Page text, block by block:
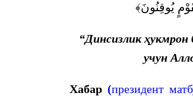
يُوقِنُونَ﴾
“Динсизлик
учун
Хабар (президент